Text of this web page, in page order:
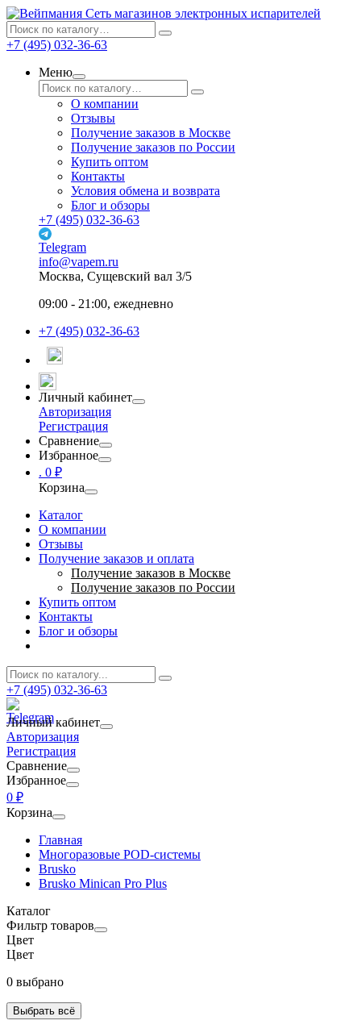
Сеть магазинов электронных испарителей
+7 (495) 032-36-63
Меню
О компании
Отзывы
Получение заказов в Москве
Получение заказов по России
Купить оптом
Контакты
Условия обмена и возврата
Блог и обзоры
+7 (495) 032-36-63
Telegram
info@vapem.ru
Москва, Сущевский вал 3/5
09:00 - 21:00, ежедневно
+7 (495) 032-36-63
Личный кабинет
Авторизация
Регистрация
Сравнение
Избранное
. 0 ₽
Корзина
Каталог
О компании
Отзывы
Получение заказов и оплата
Получение заказов в Москве
Получение заказов по России
Купить оптом
Контакты
Блог и обзоры
+7 (495) 032-36-63
Личный кабинет
Авторизация
Регистрация
Сравнение
Избранное
0 ₽
Корзина
Главная
Многоразовые POD-системы
Brusko
Brusko Minican Pro Plus
Каталог
Фильтр товаров
Цвет
Цвет
0 выбрано
Выбрать всё